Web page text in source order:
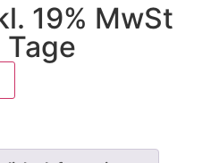
19% MwSt